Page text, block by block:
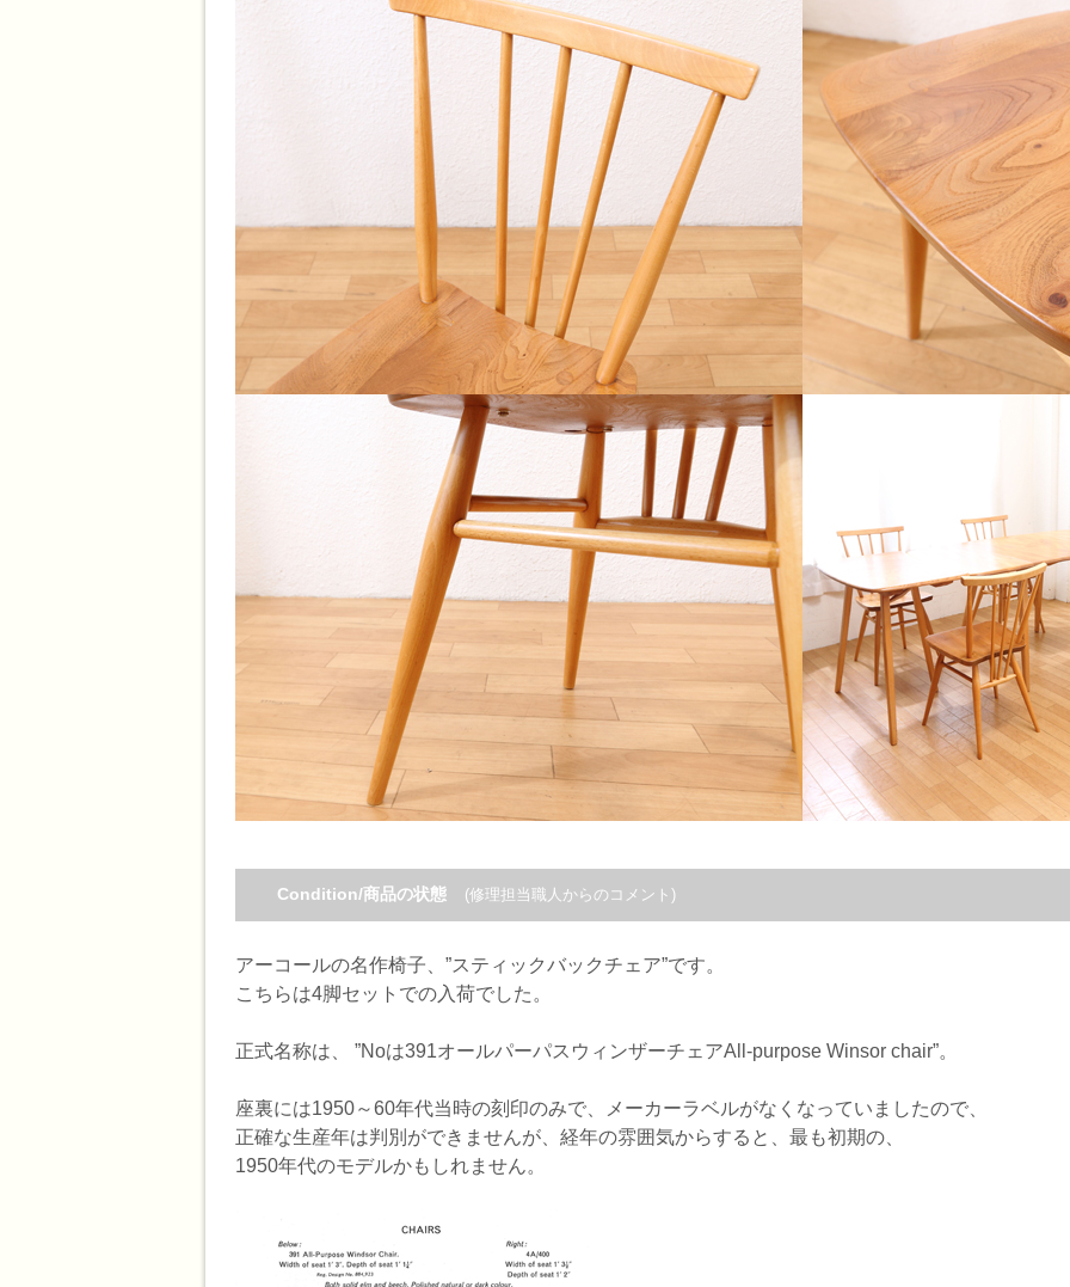
Condition/商品の状態 (修理担当職人からのコメント)
アーコールの名作椅子、”スティックバックチェア”です。
こちらは4脚セットでの入荷でした。
正式名称は、 ”Noは391オールパーパスウィンザーチェアAll-purpose Winsor chair”。
座裏には1950～60年代当時の刻印のみで、メーカーラベルがなくなっていましたので、
正確な生産年は判別ができませんが、経年の雰囲気からすると、最も初期の、
1950年代のモデルかもしれません。